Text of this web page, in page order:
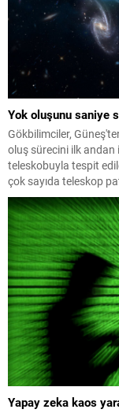
Yok oluşunu saniye
Gökbilimciler,
oluş sürecini ilk andan
teleskobuyla tespit
çok sayıda teleskop
yıldızların daha
koydu.
Yapay zeka kaos